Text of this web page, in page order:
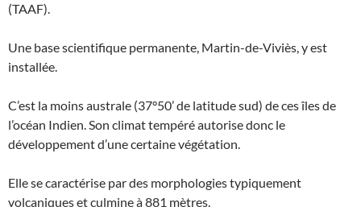
(TAAF).
Une base scientifique permanente, Martin-de-Viviès, y est
installée.
C’est la moins australe (37°50’ de latitude sud) de ces îles de
l’océan Indien. Son climat tempéré autorise donc le
développement d’une certaine végétation.
Elle se caractérise par des morphologies typiquement
volcaniques et culmine à 881 mètres.